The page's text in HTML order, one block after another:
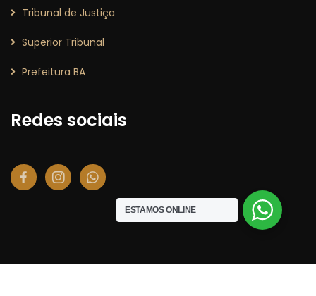
Tribunal de Justiça
Superior Tribunal
Prefeitura BA
Redes sociais
ESTAMOS ONLINE